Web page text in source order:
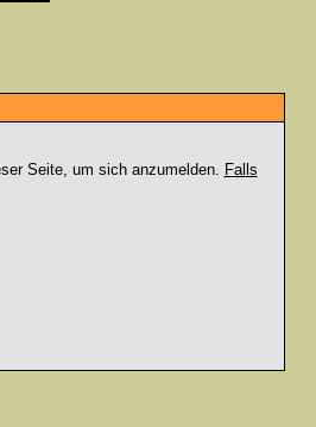
Seite, um sich anzumelden. Falls